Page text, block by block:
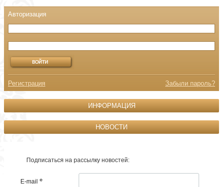
Регистрация Забыли пароль?
ИНФОРМАЦИЯ
НОВОСТИ
Подписаться на рассылку новостей:
E-mail *